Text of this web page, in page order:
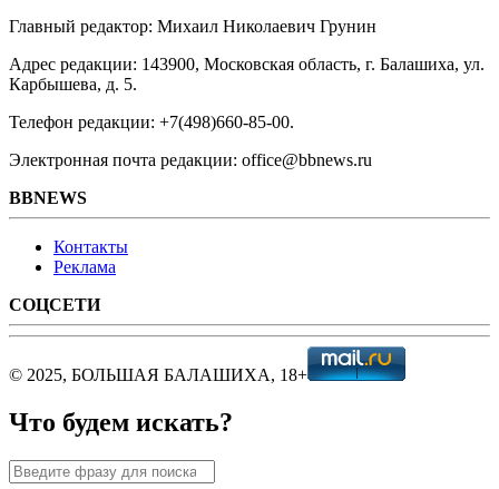
Главный редактор: Михаил Николаевич Грунин
Адрес редакции: 143900, Московская область, г. Балашиха, ул.
Карбышева, д. 5.
Телефон редакции: +7(498)660-85-00.
Электронная почта редакции: office@bbnews.ru
BBNEWS
Контакты
Реклама
СОЦСЕТИ
© 2025, БОЛЬШАЯ БАЛАШИХА, 18+
Что будем искать?